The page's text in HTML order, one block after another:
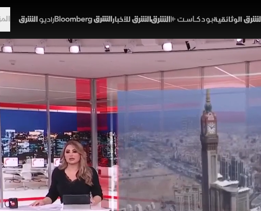
من هرمز إلى لبنان..
أخبار
ملفات سياسية وعسكرية معقدة، مع استمرار التوتر بين
وتصعيد عسكري في جنوب لبنان وأوكرانيا، بينما تتواصل
يتوافد حجاج بيت الله الحرام إلى مشعر منى استعدادا
لبنان هديل عليان